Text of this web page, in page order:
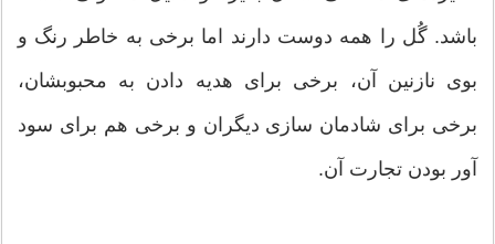
باشد. گُل را همه دوست دارند اما برخی به خاطر رنگ و
بوی نازنین آن، برخی برای هدیه دادن به محبوبشان،
برخی برای شادمان سازی دیگران و برخی هم برای سود
آور بودن تجارت آن.